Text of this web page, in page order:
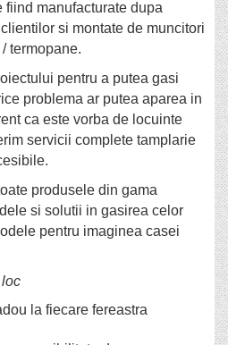
fiind manufacturate dupa
si montate de muncitori
termopane.
pentru a putea gasi
problema ar putea aparea in
ca este vorba de locuinte
servicii complete tamplarie
produsele din gama
si solutii in gasirea celor
pentru imaginea casei
loc
la fiecare fereastra